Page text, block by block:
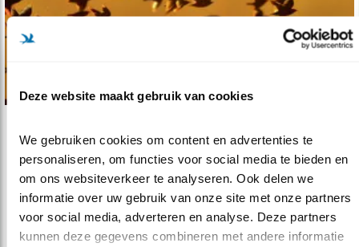
Deze website maakt gebruik van cookies
We gebruiken cookies om content en advertenties te
personaliseren, om functies voor social media te bieden en
om ons websiteverkeer te analyseren. Ook delen we
informatie over uw gebruik van onze site met onze partners
voor social media, adverteren en analyse. Deze partners
kunnen deze gegevens combineren met andere informatie
Nieuws
Een kunstwerk voor uw nalatenschap
26.07.24
Jaarlijks laten tientallen mensen een gift na
aan de vogels via hun testame..